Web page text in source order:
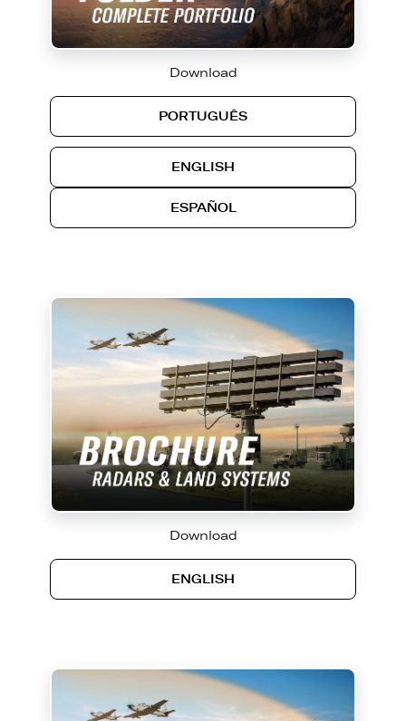
Download
PORTUGUÊS
ENGLISH
ESPAÑOL
Download
ENGLISH